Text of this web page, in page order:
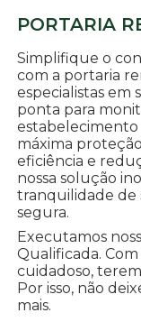
PORTARIA
Simplifique o
com a portaria
especialistas
ponta para
máxima
eficiência e
nossa solução
tranquilidade de
segura.
Executamos
Qualificada.
cuidadoso,
Por isso, não
mais.